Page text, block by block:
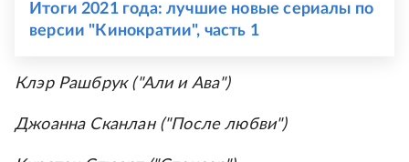
Итоги 2021 года: лучшие новые сериалы по
версии "Кинократии", часть 1
Клэр Рашбрук ("Али и Ава")
Джоанна Сканлан ("После любви")